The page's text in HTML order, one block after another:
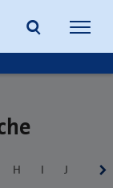
H I J